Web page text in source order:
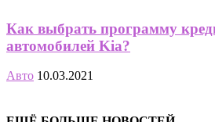
Как выбрать программу
автомобилей Kia?
Авто 10.03.2021